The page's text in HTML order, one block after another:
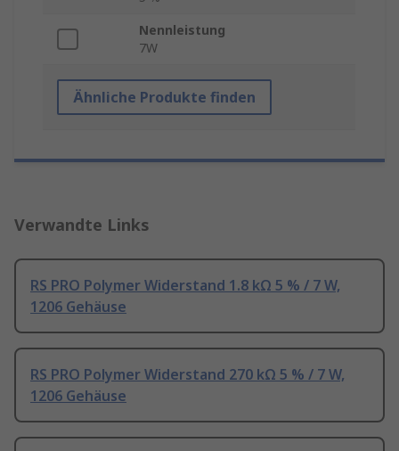
Nennleistung
7W
Ähnliche Produkte finden
Verwandte Links
RS PRO Polymer Widerstand 1.8 kΩ 5 % / 7 W,
1206 Gehäuse
RS PRO Polymer Widerstand 270 kΩ 5 % / 7 W,
1206 Gehäuse